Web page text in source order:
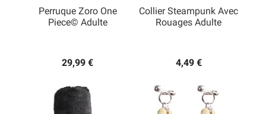
Perruque Zoro One
Piece© Adulte
29,99 €
Collier Steampunk Avec
Rouages Adulte
4,49 €